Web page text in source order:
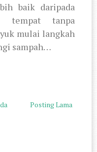
baik daripada
tanpa
mulai langkah
sampah…
Posting Lama